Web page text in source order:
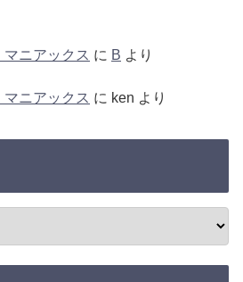
ニアックス に B より
ニアックス に ken より